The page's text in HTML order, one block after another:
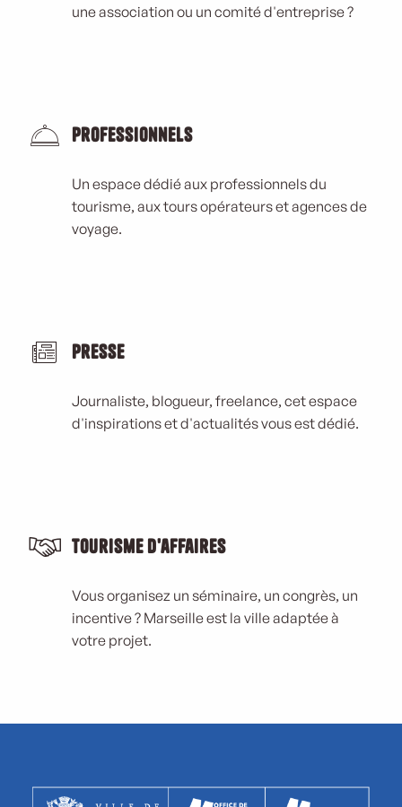
une association ou un comité d'entreprise ?
Professionnels
Un espace dédié aux professionnels du
tourisme, aux tours opérateurs et agences de
voyage.
Presse
Journaliste, blogueur, freelance, cet espace
d'inspirations et d'actualités vous est dédié.
Tourisme d'affaires
Vous organisez un séminaire, un congrès, un
incentive ? Marseille est la ville adaptée à
votre projet.